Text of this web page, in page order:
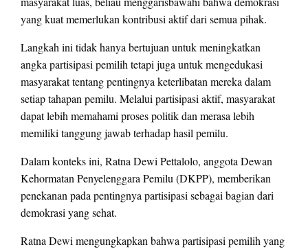
yang kuat memerlukan kontribusi aktif dari semua pihak.
Langkah ini tidak hanya bertujuan untuk meningkatkan
angka partisipasi pemilih tetapi juga untuk mengedukasi
masyarakat tentang pentingnya keterlibatan mereka dalam
setiap tahapan pemilu. Melalui partisipasi aktif, masyarakat
dapat lebih memahami proses politik dan merasa lebih
memiliki tanggung jawab terhadap hasil pemilu.
Dalam konteks ini, Ratna Dewi Pettalolo, anggota Dewan
Kehormatan Penyelenggara Pemilu (DKPP), memberikan
penekanan pada pentingnya partisipasi sebagai bagian dari
demokrasi yang sehat.
Ratna Dewi mengungkapkan bahwa partisipasi pemilih yang